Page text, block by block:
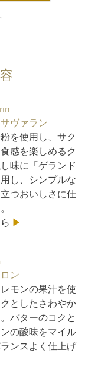
ヴァラン
を使用し、サク
感を楽しめるク
味に「ゲランド
し、シンプルな
つおいしさに仕
▶
ン
モンの果汁を使
としたさわやか
バターのコクと
の酸味をマイル
ンスよく仕上げ